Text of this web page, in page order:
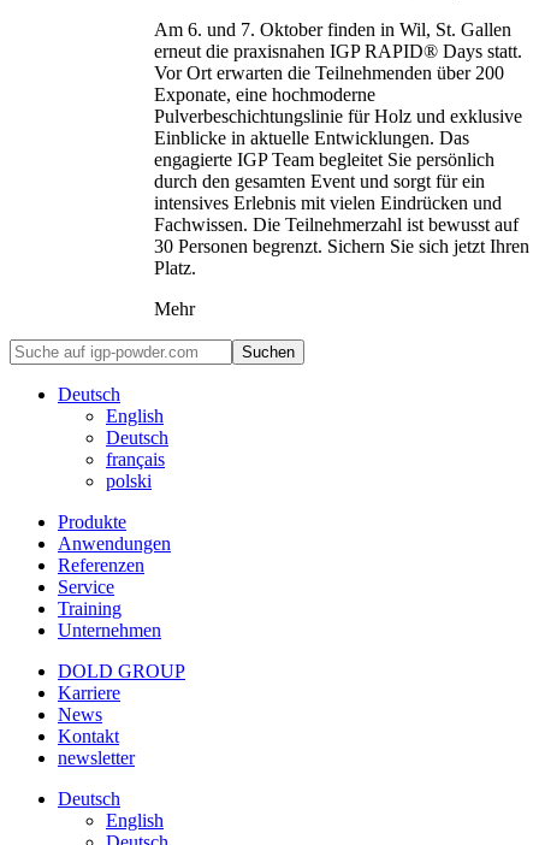
Am 6. und 7. Oktober finden in Wil, St. Gallen
erneut die praxisnahen IGP RAPID® Days statt.
Vor Ort erwarten die Teilnehmenden über 200
Exponate, eine hochmoderne
Pulverbeschichtungslinie für Holz und exklusive
Einblicke in aktuelle Entwicklungen. Das
engagierte IGP Team begleitet Sie persönlich
durch den gesamten Event und sorgt für ein
intensives Erlebnis mit vielen Eindrücken und
Fachwissen. Die Teilnehmerzahl ist bewusst auf
30 Personen begrenzt. Sichern Sie sich jetzt Ihren
Platz.
Mehr
Suchen
Deutsch
English
Deutsch
français
polski
Produkte
Anwendungen
Referenzen
Service
Training
Unternehmen
DOLD GROUP
Karriere
News
Kontakt
newsletter
Deutsch
English